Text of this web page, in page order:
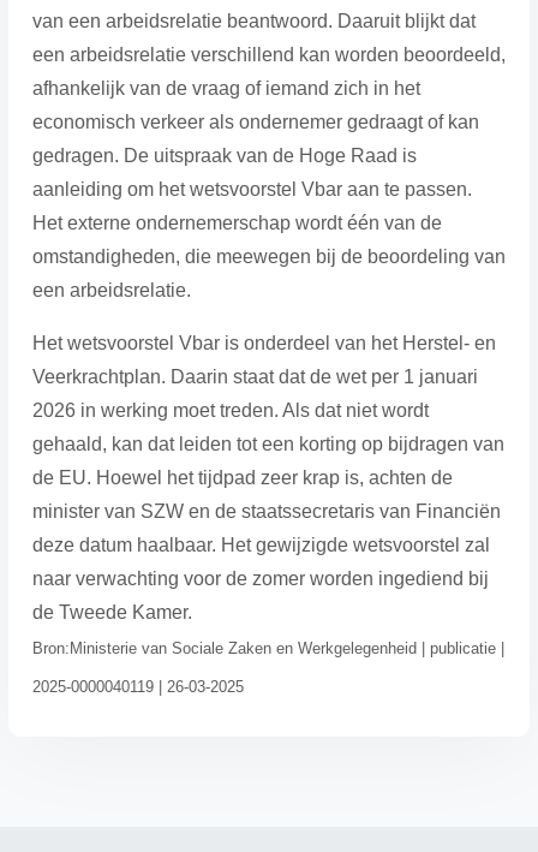
van een arbeidsrelatie beantwoord. Daaruit blijkt dat
een arbeidsrelatie verschillend kan worden beoordeeld,
afhankelijk van de vraag of iemand zich in het
economisch verkeer als ondernemer gedraagt of kan
gedragen. De uitspraak van de Hoge Raad is
aanleiding om het wetsvoorstel Vbar aan te passen.
Het externe ondernemerschap wordt één van de
omstandigheden, die meewegen bij de beoordeling van
een arbeidsrelatie.
Het wetsvoorstel Vbar is onderdeel van het Herstel- en
Veerkrachtplan. Daarin staat dat de wet per 1 januari
2026 in werking moet treden. Als dat niet wordt
gehaald, kan dat leiden tot een korting op bijdragen van
de EU. Hoewel het tijdpad zeer krap is, achten de
minister van SZW en de staatssecretaris van Financiën
deze datum haalbaar. Het gewijzigde wetsvoorstel zal
naar verwachting voor de zomer worden ingediend bij
de Tweede Kamer.
Bron:Ministerie van Sociale Zaken en Werkgelegenheid | publicatie |
2025-0000040119 | 26-03-2025